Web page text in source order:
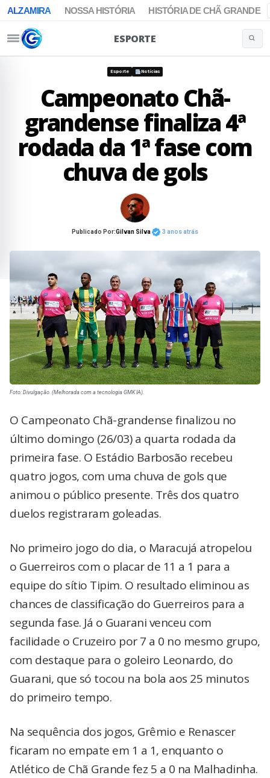
ALZAMIRA NOSSA HISTÓRIA HISTÓRIA DE CHÃ GRANDE
ESPORTE
Esporte Notícias
Campeonato Chã-
grandense finaliza 4ª
rodada da 1ª fase com
chuva de gols
Publicado Por:Gilvan Silva 3 anos atrás
Foto: Divulgação. (Melhorada com a tecnologia GMK IA).
O Campeonato Chã-grandense finalizou no
último domingo (26/03) a quarta rodada da
primeira fase. O Estádio Barbosão recebeu
quatro jogos, com uma chuva de gols que
animou o público presente. Três dos quatro
duelos registraram goleadas.
No primeiro jogo do dia, o Maracujá atropelou
o Guerreiros com o placar de 11 a 1 para a
equipe do sítio Tipim. O resultado eliminou as
chances de classificação do Guerreiros para a
segunda fase. Já o Guarani venceu com
facilidade o Cruzeiro por 7 a 0 no mesmo grupo,
com destaque para o goleiro Leonardo, do
Guarani, que só tocou na bola aos 25 minutos
do primeiro tempo.
Na sequência dos jogos, Grêmio e Renascer
ficaram no empate em 1 a 1, enquanto o
Atlético de Chã Grande fez 5 a 0 na Malhadinha.